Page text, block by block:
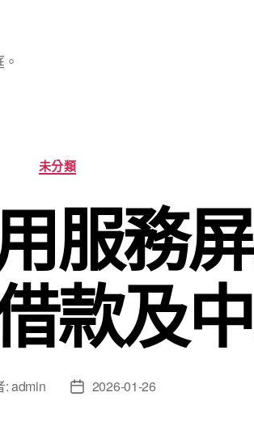
分
類
未分類
服務
款及
:admin
文 2026-01-26